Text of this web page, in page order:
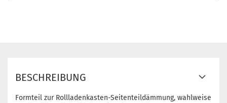
BESCHREIBUNG
Formteil zur Rollladenkasten-Seitenteildämmung, wahlweise